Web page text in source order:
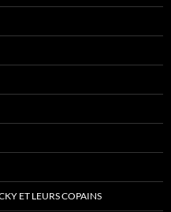
ET LEURS COPAINS